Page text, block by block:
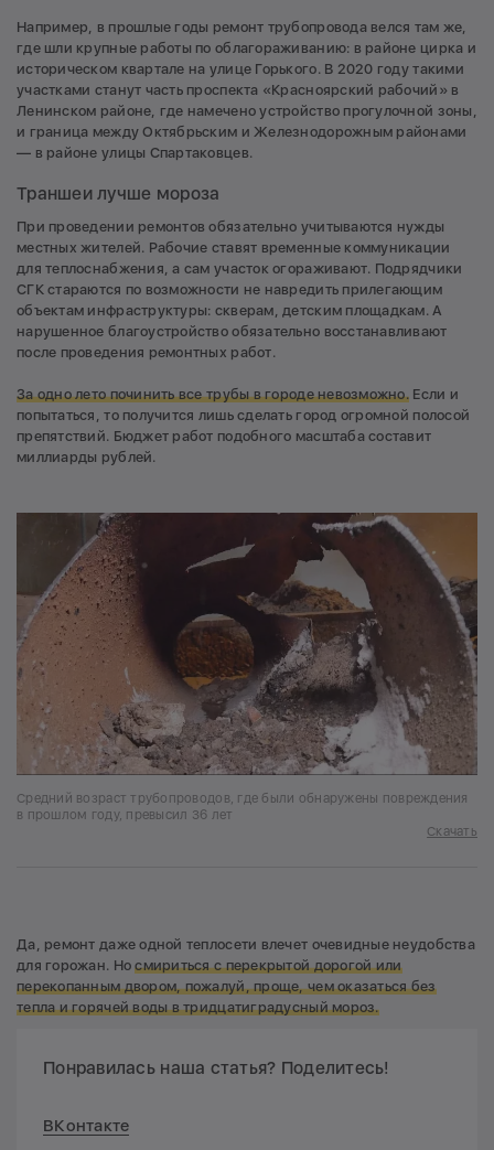
Например, в прошлые годы ремонт трубопровода велся там же,
где шли крупные работы по облагораживанию: в районе цирка и
историческом квартале на улице Горького. В 2020 году такими
участками станут часть проспекта «Красноярский рабочий» в
Ленинском районе, где намечено устройство прогулочной зоны,
и граница между Октябрьским и Железнодорожным районами
— в районе улицы Спартаковцев.
Траншеи лучше мороза
При проведении ремонтов обязательно учитываются нужды
местных жителей. Рабочие ставят временные коммуникации
для теплоснабжения, а сам участок огораживают. Подрядчики
СГК стараются по возможности не навредить прилегающим
объектам инфраструктуры: скверам, детским площадкам. А
нарушенное благоустройство обязательно восстанавливают
после проведения ремонтных работ.
За одно лето починить все трубы в городе невозможно. Если и
попытаться, то получится лишь сделать город огромной полосой
препятствий. Бюджет работ подобного масштаба составит
миллиарды рублей.
Средний возраст трубопроводов, где были обнаружены повреждения
в прошлом году, превысил 36 лет
Скачать
Да, ремонт даже одной теплосети влечет очевидные неудобства
для горожан. Носмириться с перекрытой дорогой или
перекопанным двором, пожалуй, проще, чем оказаться без
тепла и горячей воды в тридцатиградусный мороз.
Понравилась наша статья? Поделитесь!
ВКонтакте